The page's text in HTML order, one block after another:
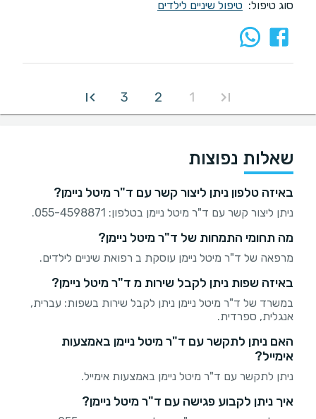
סוג טיפול: טיפול שיניים לילדים
1
2
3
שאלות נפוצות
באיזה טלפון ניתן ליצור קשר עם ד"ר מיטל ניימן?
ניתן ליצור קשר עם ד"ר מיטל ניימן בטלפון: 055-4598871.
מה תחומי התמחות של ד"ר מיטל ניימן?
מרפאה של ד"ר מיטל ניימן עוסקת ב רפואת שיניים לילדים.
באיזה שפות ניתן לקבל שירות מ ד"ר מיטל ניימן?
במשרד של ד"ר מיטל ניימן ניתן לקבל שירות בשפות: עברית,
אנגלית, ספרדית.
האם ניתן לתקשר עם ד"ר מיטל ניימן באמצעות
אימייל?
ניתן לתקשר עם ד"ר מיטל ניימן באמצעות אימייל.
איך ניתן לקבוע פגישה עם ד"ר מיטל ניימן?